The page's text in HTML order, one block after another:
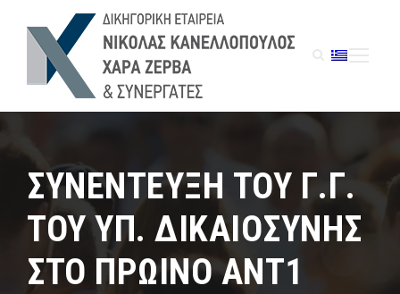
ΣΥΝΕΝΤΕΥΞΗ ΤΟΥ Γ.Γ.
ΤΟΥ ΥΠ. ΔΙΚΑΙΟΣΥΝΗΣ
ΣΤΟ ΠΡΩΙΝΟ ΑΝΤ1